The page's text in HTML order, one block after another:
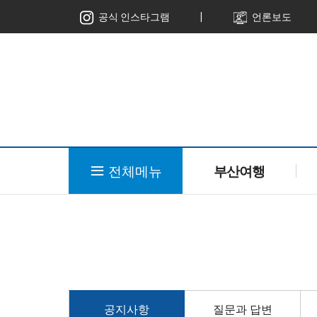
공식 인스타그램 ㅣ 언론보도
전체메뉴 부산여행
공지사항 질문과 답변